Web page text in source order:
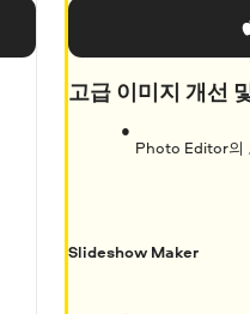
고급 이미지 개선
Photo Editor의
Slideshow Maker